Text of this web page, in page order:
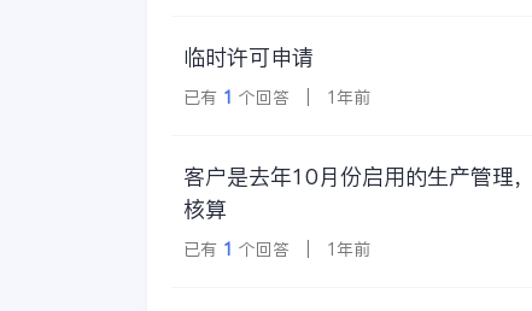
临时许可申请
已有 1 个回答 | 1年前
客户是去年10月份启用的生产管理
核算
已有 1 个回答 | 1年前